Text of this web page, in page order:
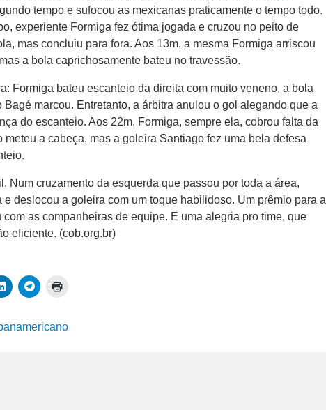
tempo e sufocou as mexicanas praticamente o tempo todo.
experiente Formiga fez ótima jogada e cruzou no peito de
mas concluiu para fora. Aos 13m, a mesma Formiga arriscou
a bola caprichosamente bateu no travessão.
Formiga bateu escanteio da direita com muito veneno, a bola
marcou. Entretanto, a árbitra anulou o gol alegando que a
do escanteio. Aos 22m, Formiga, sempre ela, cobrou falta da
a cabeça, mas a goleira Santiago fez uma bela defesa
Num cruzamento da esquerda que passou por toda a área,
e deslocou a goleira com um toque habilidoso. Um prêmio para a
as companheiras de equipe. E uma alegria pro time, que
eficiente. (cob.org.br)
Clique
para
LinkedIn(abre
em
Clique
para
Telegram(abre
em janela)